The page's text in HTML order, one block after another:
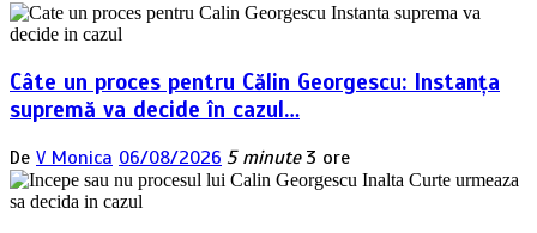
Câte un proces pentru Călin Georgescu: Instanța
supremă va decide în cazul…
De V Monica 06/08/2026 5 minute 3 ore